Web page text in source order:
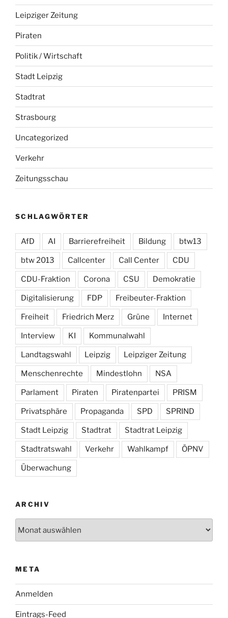
Leipziger Zeitung
Piraten
Politik / Wirtschaft
Stadt Leipzig
Stadtrat
Strasbourg
Uncategorized
Verkehr
Zeitungsschau
SCHLAGWÖRTER
AfD AI Barrierefreiheit Bildung btw13
btw 2013 Callcenter Call Center CDU
CDU-Fraktion Corona CSU Demokratie
Digitalisierung FDP Freibeuter-Fraktion
Freiheit Friedrich Merz Grüne Internet
Interview KI Kommunalwahl
Landtagswahl Leipzig Leipziger Zeitung
Menschenrechte Mindestlohn NSA
Parlament Piraten Piratenpartei PRISM
Privatsphäre Propaganda SPD SPRIND
Stadt Leipzig Stadtrat Stadtrat Leipzig
Stadtratswahl Verkehr Wahlkampf ÖPNV
Überwachung
ARCHIV
META
Anmelden
Eintrags-Feed